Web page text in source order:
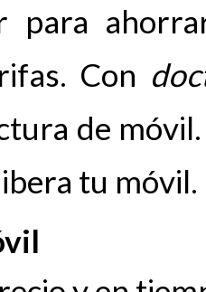
para
Con
de
tu móvil.